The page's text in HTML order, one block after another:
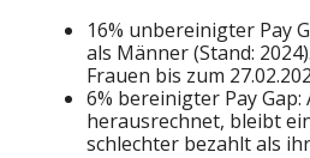
16% unbereinigter Pay
als Männer (Stand:
Frauen bis zum
6% bereinigter Pay
herausrechnet, bleibt
schlechter bezahlt als